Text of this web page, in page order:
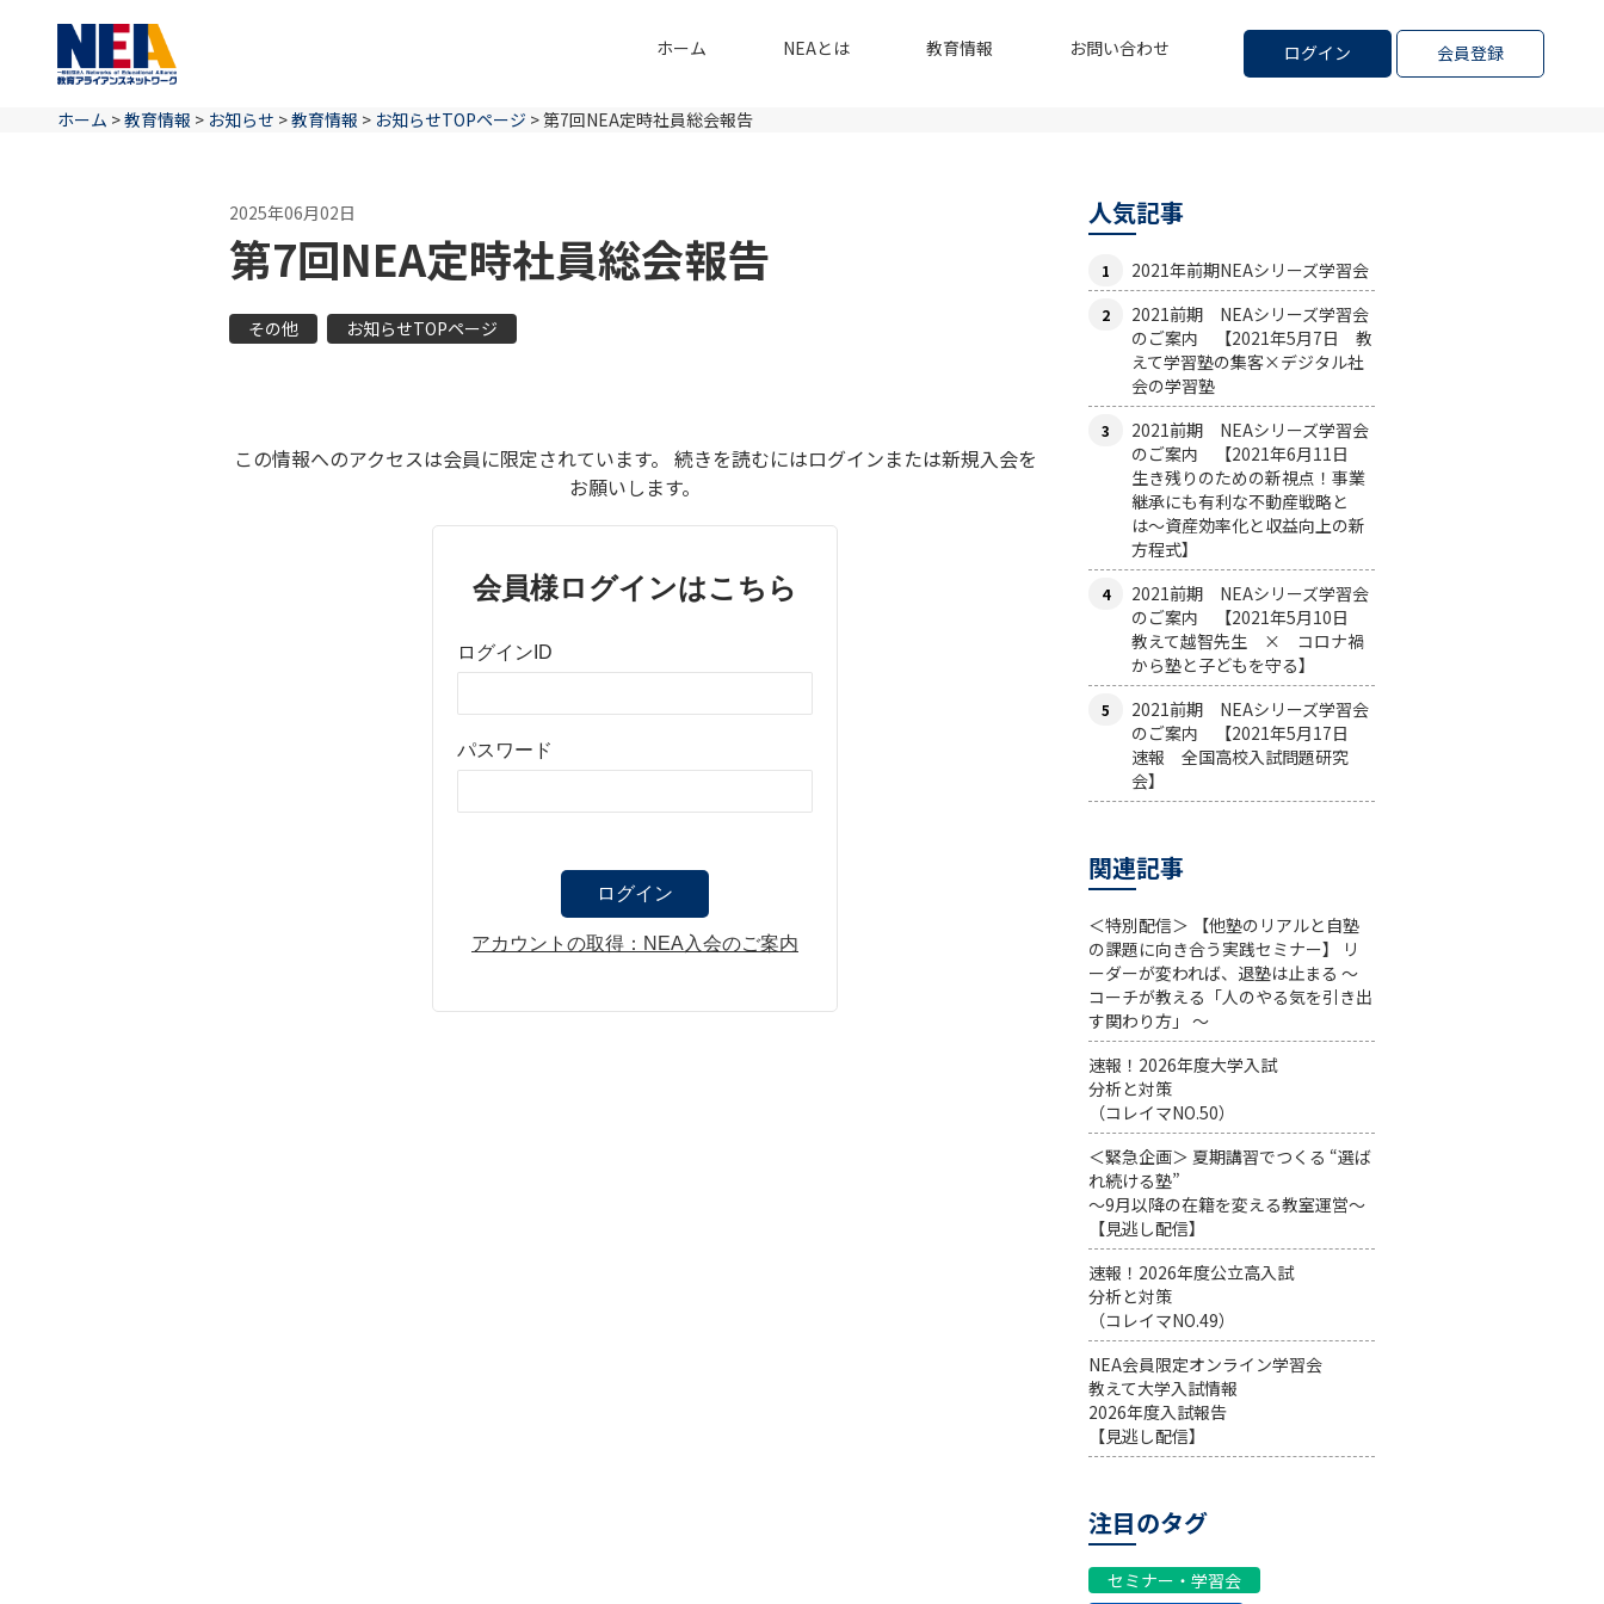
ログイン 会員登録
ホーム NEAとは 教育情報 お問い合わせ
ホーム >教育情報 > お知らせ >教育情報 > お知らせTOPページ >第7回NEA定時社員総会報告
2025年06月02日
第7回NEA定時社員総会報告
その他 お知らせTOPページ
この情報へのアクセスは会員に限定されています。 続きを読むにはログインまたは新規入会を
お願いします。
会員様ログインはこちら
ログインID
パスワード
アカウントの取得：NEA入会のご案内
人気記事
2021年前期NEAシリーズ学習会
2021前期 NEAシリーズ学習会
のご案内 【2021年5月7日 教
えて学習塾の集客×デジタル社
会の学習塾
2021前期 NEAシリーズ学習会
のご案内 【2021年6月11日
生き残りのための新視点！事業
継承にも有利な不動産戦略と
は〜資産効率化と収益向上の新
方程式】
2021前期 NEAシリーズ学習会
のご案内 【2021年5月10日
教えて越智先生 × コロナ禍
から塾と子どもを守る】
2021前期 NEAシリーズ学習会
のご案内 【2021年5月17日
速報 全国高校入試問題研究
会】
関連記事
＜特別配信＞ 【他塾のリアルと自塾
の課題に向き合う実践セミナー】 リ
ーダーが変われば、退塾は止まる 〜
コーチが教える「人のやる気を引き出
す関わり方」 〜
速報！2026年度大学入試
分析と対策
（コレイマNO.50）
＜緊急企画＞ 夏期講習でつくる “選ば
れ続ける塾”
～9月以降の在籍を変える教室運営～
【見逃し配信】
速報！2026年度公立高入試
分析と対策
（コレイマNO.49）
NEA会員限定オンライン学習会
教えて大学入試情報
2026年度入試報告
【見逃し配信】
注目のタグ
セミナー・学習会